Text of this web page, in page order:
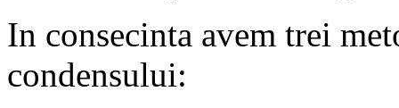
In consecinta avem trei
condensului: